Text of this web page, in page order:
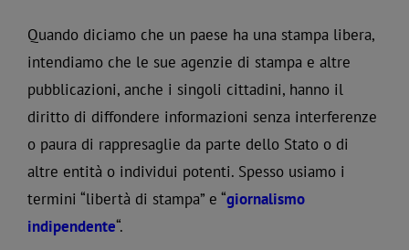
Quando diciamo che un paese ha una stampa libera,
intendiamo che le sue agenzie di stampa e altre
pubblicazioni, anche i singoli cittadini, hanno il
diritto di diffondere informazioni senza interferenze
o paura di rappresaglie da parte dello Stato o di
altre entità o individui potenti. Spesso usiamo i
termini “libertà di stampa” e “giornalismo
indipendente“.